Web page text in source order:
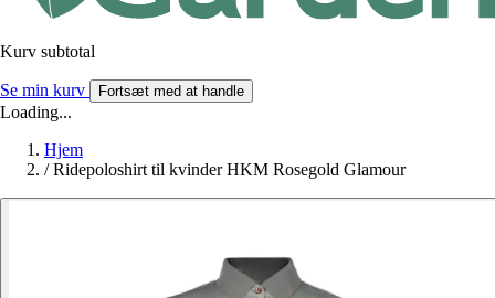
Kurv subtotal
Se min kurv Fortsæt med at handle
Loading...
Hjem
/ Ridepoloshirt til kvinder HKM Rosegold Glamour